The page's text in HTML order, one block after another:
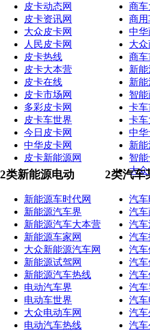
皮卡动态网
皮卡资讯网
大众皮卡网
人民皮卡网
皮卡热线
皮卡大本营
皮卡在线
皮卡市场网
多彩皮卡网
皮卡车世界
今日皮卡网
中华皮卡网
皮卡新能源网
商
商用
中华
大众
商车
新能
新能
智能
卡车
卡
中华
新能
智能
大众
2类新能源电动
新能源车时代网
新能源汽车界
新能源汽车大本营
新能源车家网
大众新能源汽车网
新能源试驾网
新能源汽车热线
电动汽车界
电动车世界
大众电动车网
电动汽车热线
2类汽车
汽车
汽车
汽车
汽车
汽车
汽车
汽车
汽车
汽车
汽车
汽车